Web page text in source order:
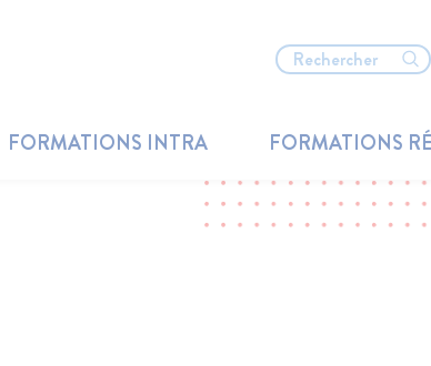
FORMATIONS INTRA FORMATIONS